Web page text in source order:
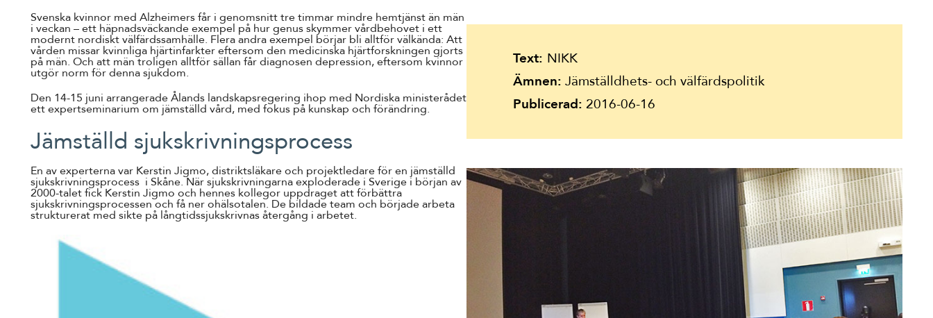
Íslenska
Svenska kvinnor med Alzheimers får i genomsnitt tre timmar mindre hemtjänst än män
i veckan – ett häpnadsväckande exempel på hur genus skymmer vårdbehovet i ett
modernt nordiskt välfärdssamhälle. Flera andra exempel börjar bli alltför välkända: Att
vården missar kvinnliga hjärtinfarkter eftersom den medicinska hjärtforskningen gjorts
på män. Och att män troligen alltför sällan får diagnosen depression, eftersom kvinnor
utgör norm för denna sjukdom.
Den 14-15 juni arrangerade Ålands landskapsregering ihop med Nordiska ministerådet
ett expertseminarium om jämställd vård, med fokus på kunskap och förändring.
Jämställd sjukskrivningsprocess
En av experterna var Kerstin Jigmo, distriktsläkare och projektledare för en jämställd
sjukskrivningsprocess i Skåne. När sjukskrivningarna exploderade i Sverige i början av
2000-talet fick Kerstin Jigmo och hennes kollegor uppdraget att förbättra
sjukskrivningsprocessen och få ner ohälsotalen. De bildade team och började arbeta
strukturerat med sikte på långtidssjukskrivnas återgång i arbetet.
Text: NIKK
Ämnen: Jämställdhets- och välfärdspolitik
Publicerad: 2016-06-16